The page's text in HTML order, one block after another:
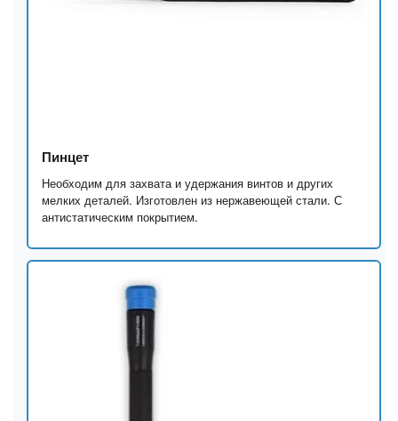
Пинцет
Необходим для захвата и удержания винтов и других
мелких деталей. Изготовлен из нержавеющей стали. С
антистатическим покрытием.